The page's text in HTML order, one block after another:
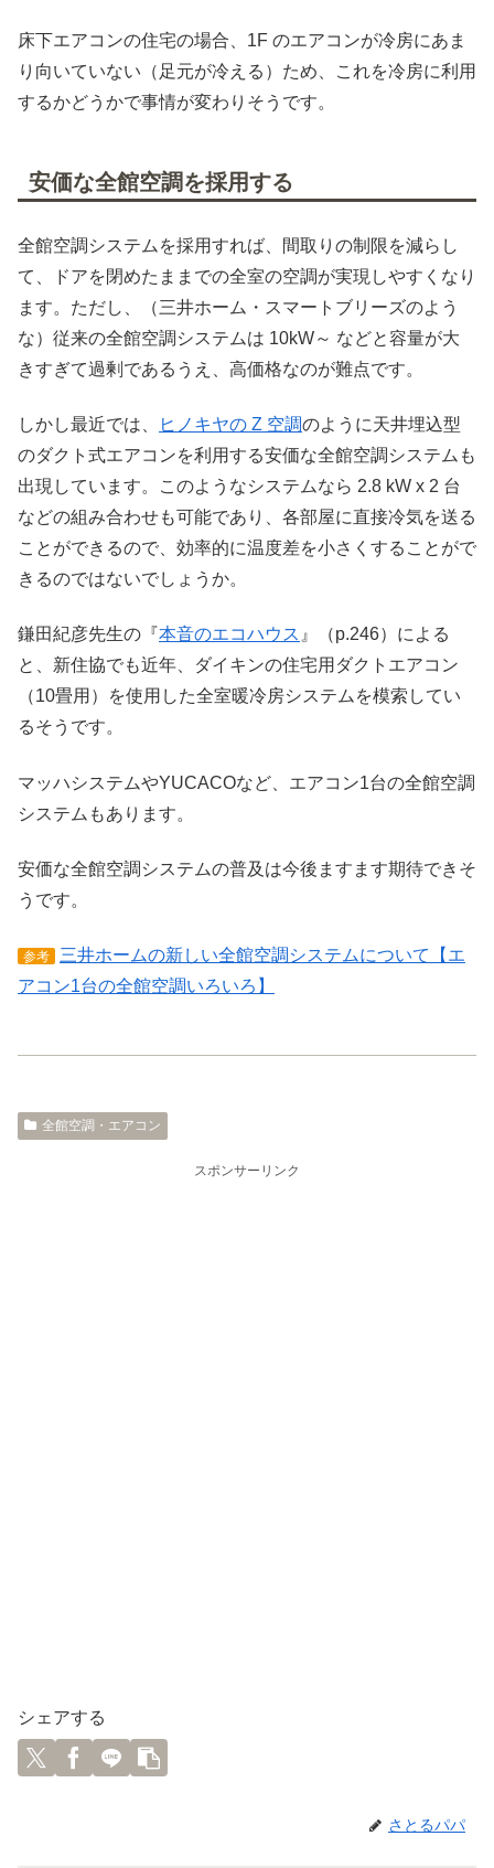
床下エアコンの住宅の場合、1F のエアコンが冷房にあま
り向いていない（足元が冷える）ため、これを冷房に利用
するかどうかで事情が変わりそうです。
安価な全館空調を採用する
全館空調システムを採用すれば、間取りの制限を減らし
て、ドアを閉めたままでの全室の空調が実現しやすくなり
ます。ただし、（三井ホーム・スマートブリーズのよう
な）従来の全館空調システムは 10kW～ などと容量が大
きすぎて過剰であるうえ、高価格なのが難点です。
しかし最近では、 ヒノキヤの Z 空調のように天井埋込型
のダクト式エアコンを利用する安価な全館空調システムも
出現しています。このようなシステムなら 2.8 kW x 2 台
などの組み合わせも可能であり、各部屋に直接冷気を送る
ことができるので、効率的に温度差を小さくすることがで
きるのではないでしょうか。
鎌田紀彦先生の『本音のエコハウス 』（p.246）による
と、新住協でも近年、ダイキンの住宅用ダクトエアコン
（10畳用）を使用した全室暖冷房システムを模索してい
るそうです。
マッハシステムやYUCACOなど、エアコン1台の全館空調
システムもあります。
安価な全館空調システムの普及は今後ますます期待できそ
うです。
参考
三井ホームの新しい全館空調システムについて【エ
アコン1台の全館空調いろいろ】
全館空調・エアコン
スポンサーリンク
シェアする
さとるパパ